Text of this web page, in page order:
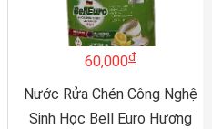
60,000đ
Nước Rửa Chén Công Nghệ
Sinh Học Bell Euro Hương